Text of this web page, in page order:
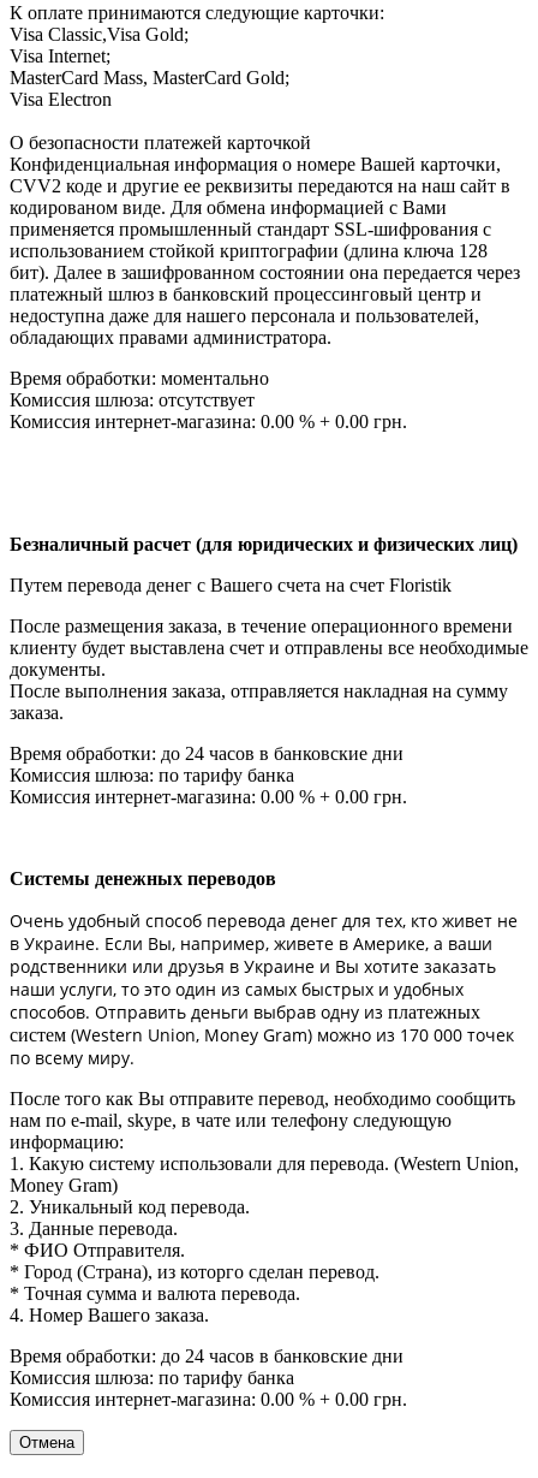
К оплате принимаются следующие карточки:
Visa Classic,Visa Gold;
Visa Internet;
MasterCard Mass, MasterCard Gold;
Visa Electron
О безопасности платежей карточкой
Конфиденциальная информация о номере Вашей карточки,
CVV2 коде и другие ее реквизиты передаются на наш сайт в
кодированом виде. Для обмена информацией с Вами
применяется промышленный стандарт SSL-шифрования с
использованием стойкой криптографии (длина ключа 128
бит). Далее в зашифрованном состоянии она передается через
платежный шлюз в банковский процессинговый центр и
недоступна даже для нашего персонала и пользователей,
обладающих правами администратора.
Время обработки: моментально
Комиссия шлюза: отсутствует
Комиссия интернет-магазина: 0.00 % + 0.00 грн.
Безналичный расчет (для юридических и физических лиц)
Путем перевода денег с Вашего счета на счет Floristik
После размещения заказа, в течение операционного времени
клиенту будет выставлена счет и отправлены все необходимые
документы.
После выполнения заказа, отправляется накладная на сумму
заказа.
Время обработки: до 24 часов в банковские дни
Комиссия шлюза: по тарифу банка
Комиссия интернет-магазина: 0.00 % + 0.00 грн.
Системы денежных переводов
Очень удобный способ перевода денег для тех, кто живет не
в Украине. Если Вы, например, живете в Америке, а ваши
родственники или друзья в Украине и Вы хотите заказать
наши услуги, то это один из самых быстрых и удобных
способов. Отправить деньги выбрав одну из платежных
систем (Western Union, Money Gram) можно из 170 000 точек
по всему миру.
После того как Вы отправите перевод, необходимо сообщить
нам по e-mail, skype, в чате или телефону следующую
информацию:
1. Какую систему использовали для перевода. (Western Union,
Money Gram)
2. Уникальный код перевода.
3. Данные перевода.
* ФИО Отправителя.
* Город (Страна), из которго сделан перевод.
* Точная сумма и валюта перевода.
4. Номер Вашего заказа.
Время обработки: до 24 часов в банковские дни
Комиссия шлюза: по тарифу банка
Комиссия интернет-магазина: 0.00 % + 0.00 грн.